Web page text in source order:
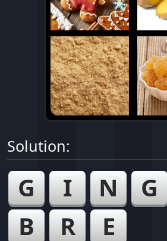
Solution:
G I N G
B
R E